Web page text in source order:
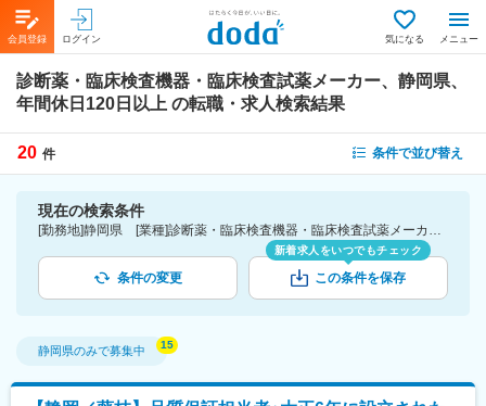
会員登録 ログイン 気になる メニュー
診断薬・臨床検査機器・臨床検査試薬メーカー、静岡県、
年間休日120日以上 の転職・求人検索結果
20 件 条件で並び替え
現在の検索条件
[勤務地]静岡県 [業種]診断薬・臨床検査機器・臨床検査試薬メーカー-医薬品・医療機器・ライフサイエンス・医療系サービス [こだわり条件ピックアップ]年間休日120日以上 [詳細条件](休日・働き方)年間休日120日以上
条件の変更
新着求人をいつでもチェック
この条件を保存
静岡県のみで募集中